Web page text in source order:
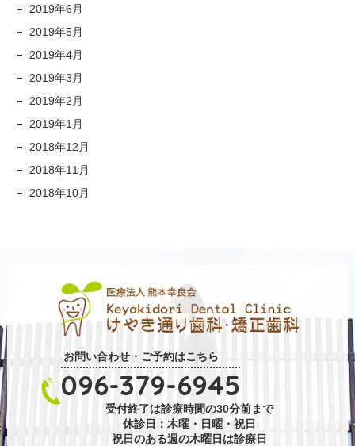
2019年6月
2019年5月
2019年4月
2019年3月
2019年2月
2019年1月
2018年12月
2018年11月
2018年10月
お問い合わせ・ご予約はこちら
096-379-6945
受付終了は診療時間の30分前まで
休診日：木曜・日曜・祝日
祝日のある週の木曜日は診療日